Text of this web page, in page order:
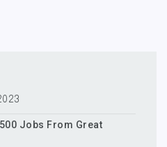
Jobs From Great